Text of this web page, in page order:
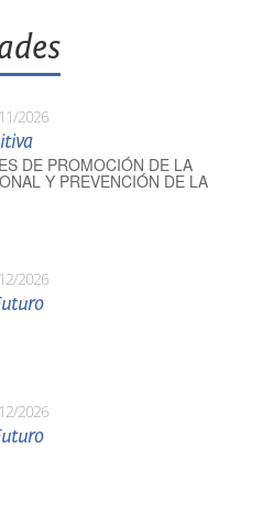
2026
DE PROMOCIÓN DE LA
Y PREVENCIÓN DE LA
2026
2026